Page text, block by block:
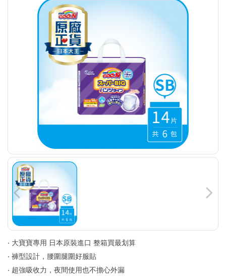
‧ 大寶寶專用 日本原裝進口 整箱買最划算
‧ 褲型設計，腰圍腿圍好服貼
‧ 超強吸收力，夜間使用也不擔心外漏